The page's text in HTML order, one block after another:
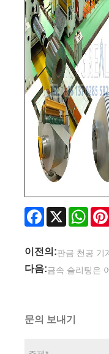
Facebook
X
이전의:판금 천공 기
다음:금속 슬리팅은
문의 보내기